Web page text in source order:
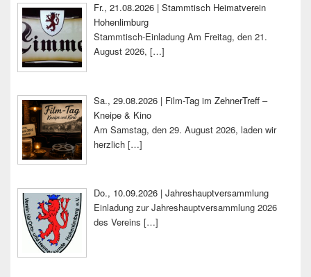
Fr., 21.08.2026 | Stammtisch Heimatverein
Hohenlimburg
Stammtisch-Einladung Am Freitag, den 21.
August 2026, […]
Sa., 29.08.2026 | Film-Tag im ZehnerTreff –
Kneipe & Kino
Am Samstag, den 29. August 2026, laden wir
herzlich […]
Do., 10.09.2026 | Jahreshauptversammlung
Einladung zur Jahreshauptversammlung 2026
des Vereins […]